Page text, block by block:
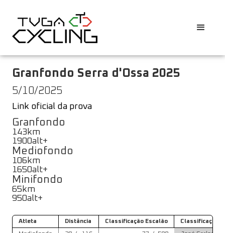
Granfondo Serra d'Ossa 2025
5/10/2025
Link oficial da prova
Granfondo
143km
1900alt+
Mediofondo
106km
1650alt+
Minifondo
65km
950alt+
Atleta Distância Classificação Escalão Classificação